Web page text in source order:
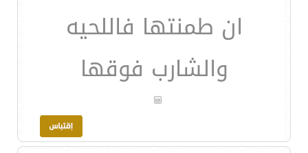
ان طمنتها فاللحيه
والشارب فوقها